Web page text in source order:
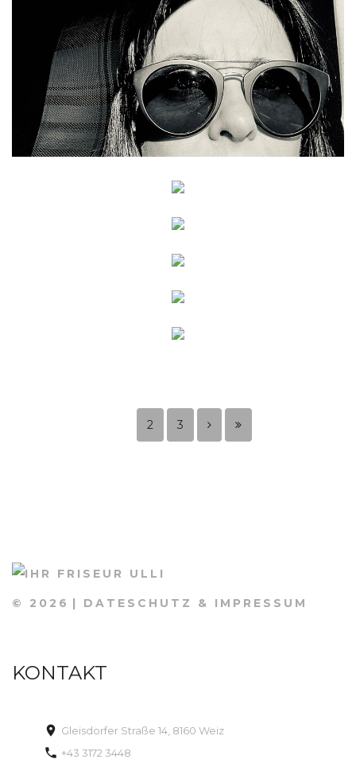
2 3
© 2026 DATESCHUTZ & IMPRESSUM
KONTAKT
Gleisdorfer Straße 14, 8160 Weiz
+43 3172 3448